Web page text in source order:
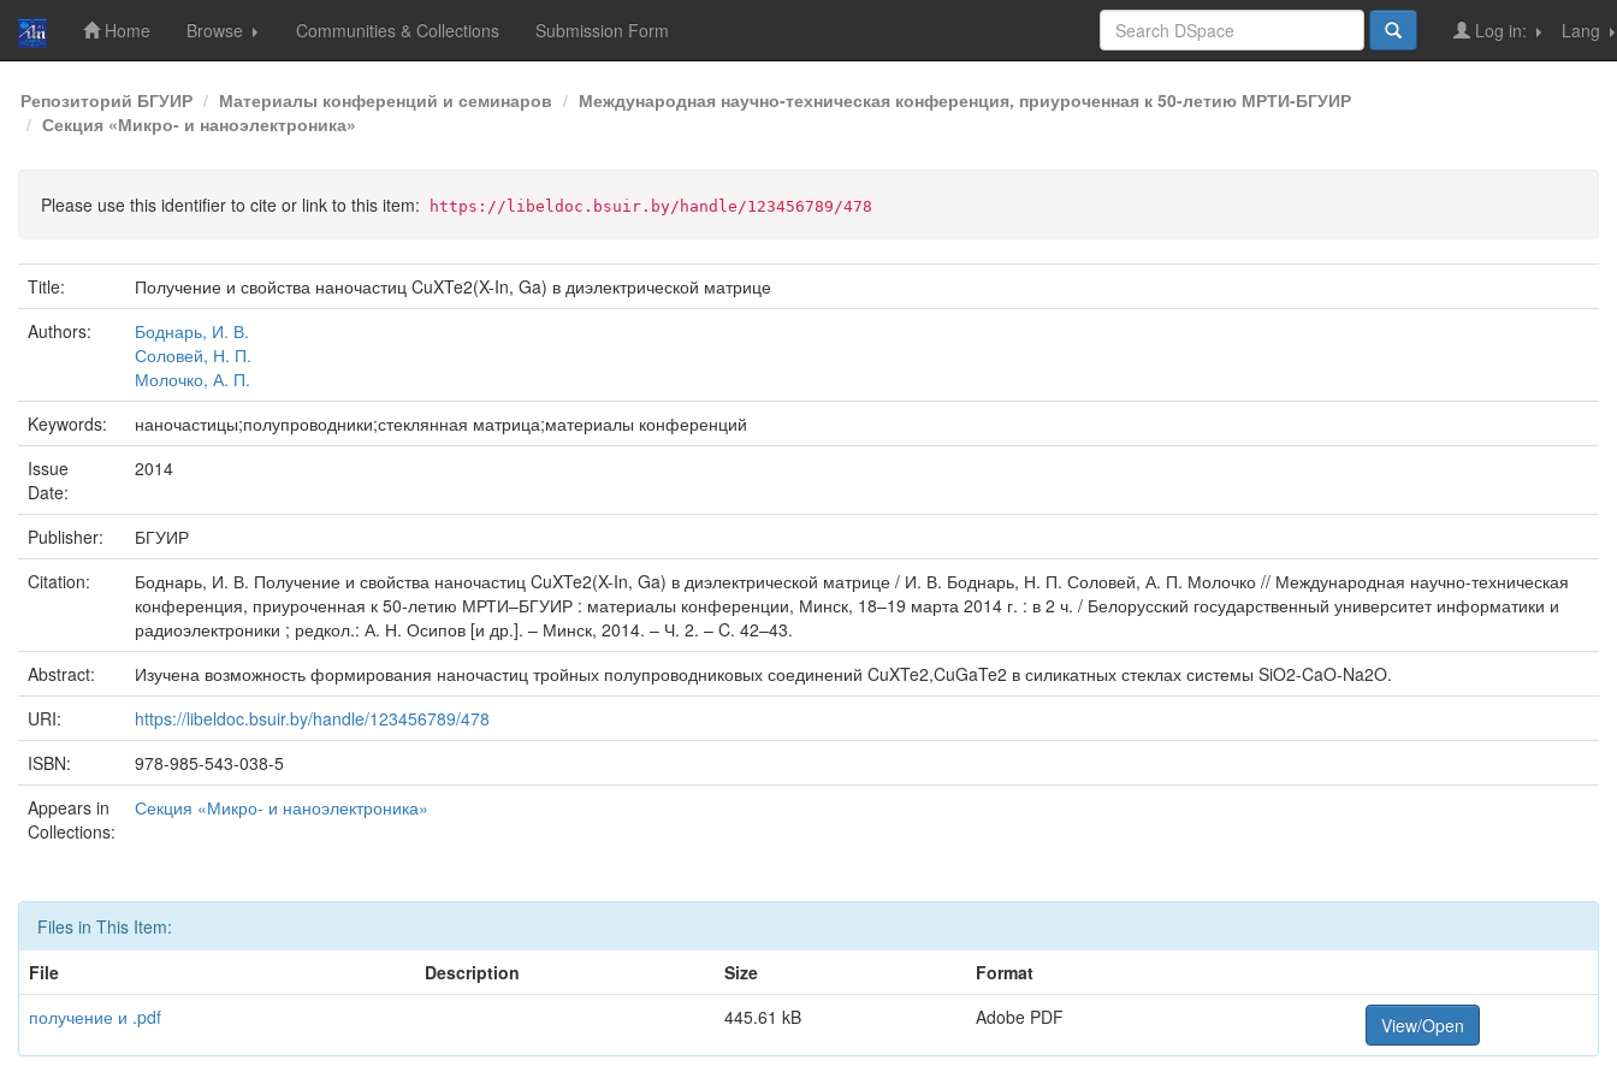
Skip
navigation
Home Browse Communities & Collections Submission Form Lang
Log in:
Репозиторий БГУИР Материалы конференций и семинаров
Международная научно-техническая конференция, приуроченная к 50-летию МРТИ-БГУИР
Секция «Микро- и наноэлектроника»
Please use this identifier to cite or link to this item: https://libeldoc.bsuir.by/handle/123456789/478
Title:
Получение и свойства наночастиц CuXTe2(X-In, Ga) в диэлектрической матрице
Authors:
Боднарь, И. В.
Соловей, Н. П.
Молочко, А. П.
Keywords:
наночастицы;полупроводники;стеклянная матрица;материалы конференций
Issue
Date:
2014
Publisher:
БГУИР
Citation:
Боднарь, И. В. Получение и свойства наночастиц CuXTe2(X-In, Ga) в диэлектрической матрице / И. В. Боднарь, Н. П. Соловей, А. П. Молочко // Международная научно-техническая
конференция, приуроченная к 50-летию МРТИ–БГУИР : материалы конференции, Минск, 18–19 марта 2014 г. : в 2 ч. / Белорусский государственный университет информатики и
радиоэлектроники ; редкол.: А. Н. Осипов [и др.]. – Минск, 2014. – Ч. 2. – C. 42–43.
Abstract:
Изучена возможность формирования наночастиц тройных полупроводниковых соединений CuXTe2,CuGaTe2 в силикатных стеклах системы SiO2-CaO-Na2O.
URI:
https://libeldoc.bsuir.by/handle/123456789/478
ISBN:
978-985-543-038-5
Appears in
Collections:
Секция «Микро- и наноэлектроника»
Files in This Item:
File
Description Size
Format
получение и .pdf
445.61 kB Adobe PDF View/Open